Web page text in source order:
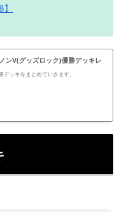
ンV(グッズロック)優勝デッキレ
デッキをまとめていきます。